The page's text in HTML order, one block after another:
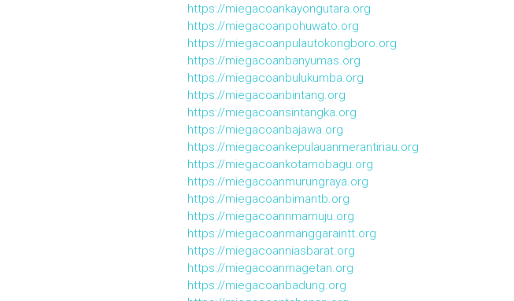
https://miegacoankayongutara.org
https://miegacoanpohuwato.org
https://miegacoanpulautokongboro.org
https://miegacoanbanyumas.org
https://miegacoanbulukumba.org
https://miegacoanbintang.org
https://miegacoansintangka.org
https://miegacoanbajawa.org
https://miegacoankepulauanmerantiriau.org
https://miegacoankotamobagu.org
https://miegacoanmurungraya.org
https://miegacoanbimantb.org
https://miegacoannmamuju.org
https://miegacoanmanggaraintt.org
https://miegacoanniasbarat.org
https://miegacoanmagetan.org
https://miegacoanbadung.org